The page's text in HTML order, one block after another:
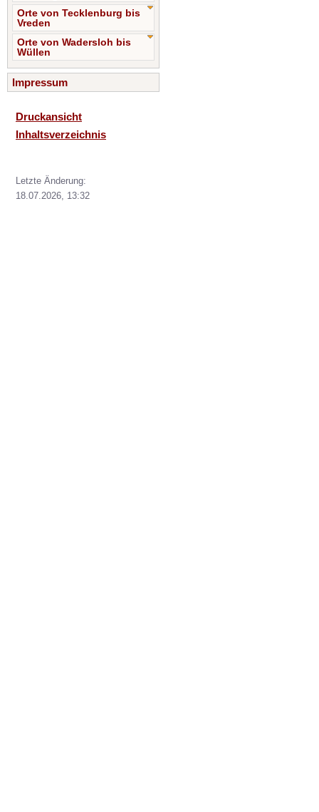
Orte von Tecklenburg bis
Vreden
Orte von Wadersloh bis
Wüllen
Impressum
Druckansicht
Inhaltsverzeichnis
Letzte Änderung:
18.07.2026, 13:32